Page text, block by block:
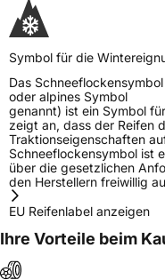
Symbol für die
Das
oder alpines Symbol
genannt) ist ein Symbol
zeigt an, dass der Reifen
Traktionseigenschaften
Schneeflockensymbol ist
über die gesetzlichen
den Herstellern freiwillig
EU Reifenlabel anzeigen
Ihre Vorteile beim